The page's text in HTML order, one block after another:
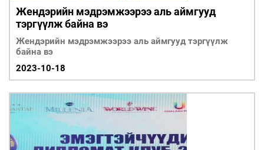
Жендэрийн мэдрэмжээрээ аль аймгууд
тэргүүлж байна вэ
Жендэрийн мэдрэмжээрээ аль аймгууд тэргүүлж
байна вэ
2023-10-18